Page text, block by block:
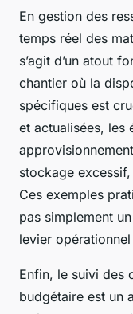
En gestion des
temps réel des
s’agit d’un atout
chantier où la
spécifiques est
et actualisées, les
stockage
Ces exemples
pas simplement
levier
Enfin, le suivi des
budgétaire est un